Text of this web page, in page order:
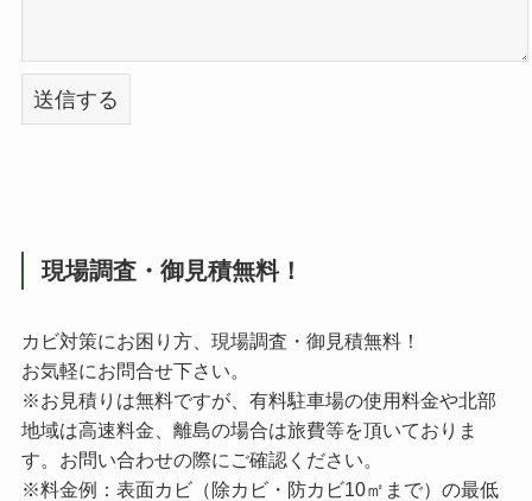
現場調査・御見積無料！
カビ対策にお困り方、現場調査・御見積無料！
お気軽にお問合せ下さい。
※お見積りは無料ですが、有料駐車場の使用料金や北部
地域は高速料金、離島の場合は旅費等を頂いておりま
す。お問い合わせの際にご確認ください。
※料金例：表面カビ（除カビ・防カビ10㎡まで）の最低